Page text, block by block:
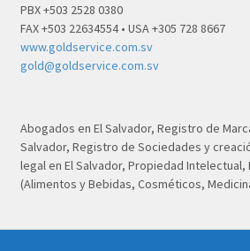
PBX +503 2528 0380
FAX +503 22634554 • USA +305 728 8667
www.goldservice.com.sv
gold@goldservice.com.sv
Abogados en El Salvador, Registro de
Salvador, Registro de Sociedades y
legal en El Salvador, Propiedad
(Alimentos y Bebidas, Cosméticos,